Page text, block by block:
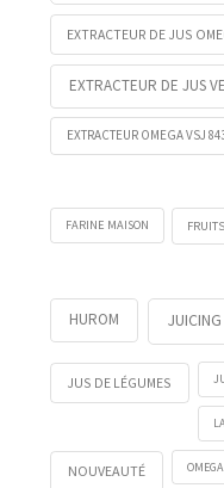
EXTRACTEUR DE JUS
EXTRACTEUR DE JUS
EXTRACTEUR OMEGA VSJ
FARINE MAISON FRUITS
HUROM JUICING
JUS DE LÉGUMES
NOUVEAUTÉ OMEGA